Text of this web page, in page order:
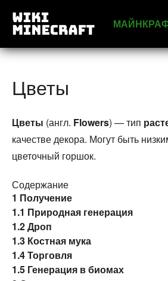
Цветы
Цветы (англ. Flowers) — тип
качестве декора. Могут быть
цветочный горшок.
Содержание
1 Получение
1.1 Природная генерация
1.2Дроп
1.3 Костная мука
1.4Торговля
1.5 Генерация в биомах